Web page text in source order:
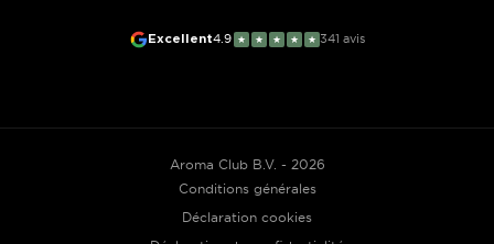
Excellent4.9 ★ ★ ★ ★ ★ 341 avis
Aroma Club B.V. - 2026
Conditions générales
Déclaration cookies